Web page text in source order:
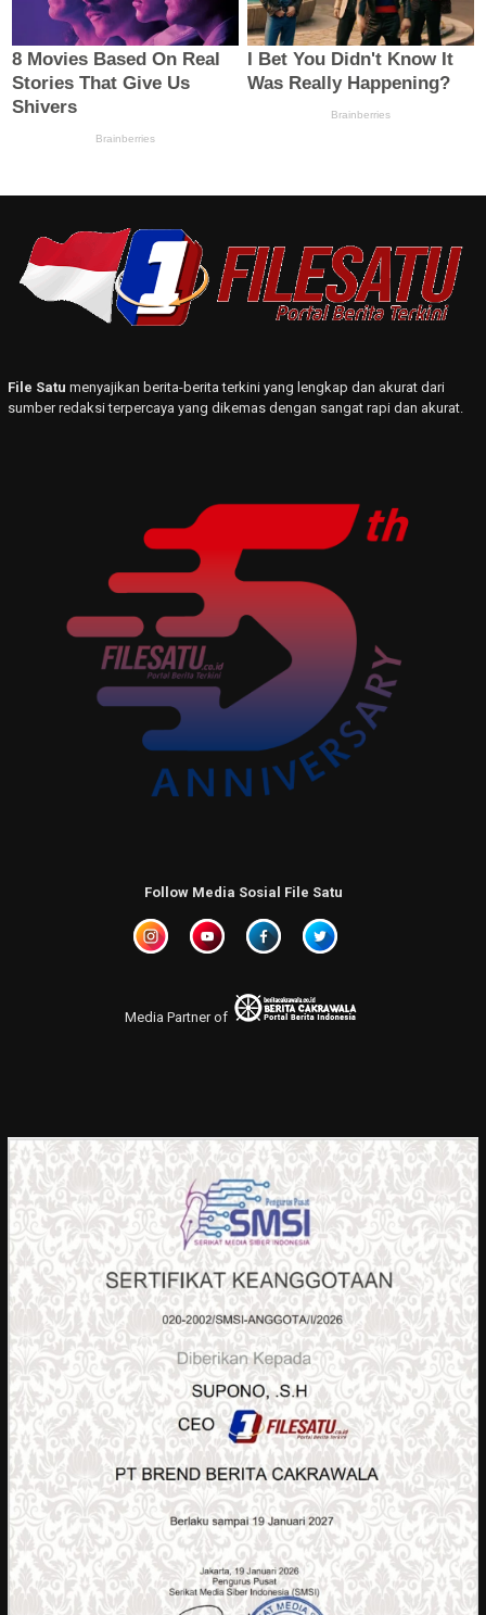
File Satu menyajikan berita-berita terkini yang lengkap dan akurat dari
sumber redaksi terpercaya yang dikemas dengan sangat rapi dan akurat.
Follow Media Sosial File Satu
Media Partner of